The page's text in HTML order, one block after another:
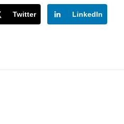
Twitter LinkedIn